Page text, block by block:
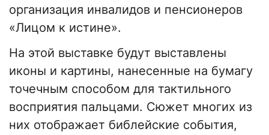
организация инвалидов и пенсионеров
«Лицом к истине».
На этой выставке будут выставлены
иконы и картины, нанесенные на бумагу
точечным способом для тактильного
восприятия пальцами. Сюжет многих из
них отображает библейские события,